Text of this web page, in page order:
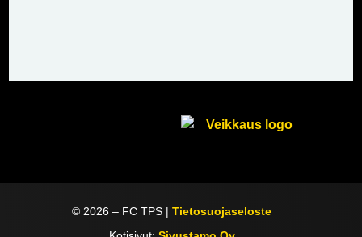
© 2026 – FC TPS |Tietosuojaseloste